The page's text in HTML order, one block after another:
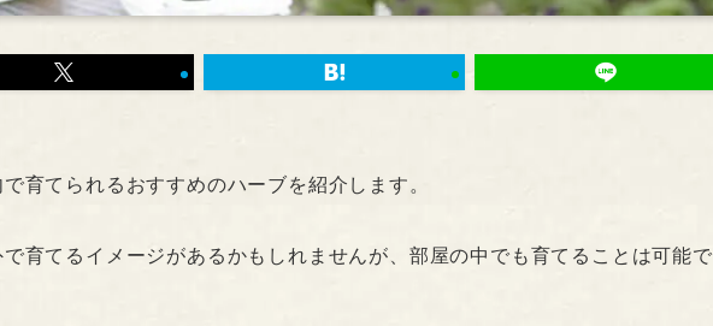
育てられるおすすめのハーブを紹介します。
育てるイメージがあるかもしれませんが、部屋の中でも育てることは可能で